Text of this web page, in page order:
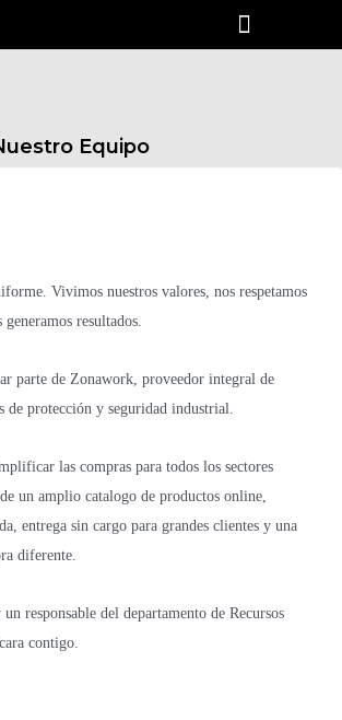
Equipo
Vivimos nuestros valores, nos respetamos
resultados.
parte de Zonawork, proveedor integral de
de protección y seguridad industrial.
las compras para todos los sectores
un amplio catalogo de productos online,
entrega sin cargo para grandes clientes y una
diferente.
responsable del departamento de Recursos
contigo.